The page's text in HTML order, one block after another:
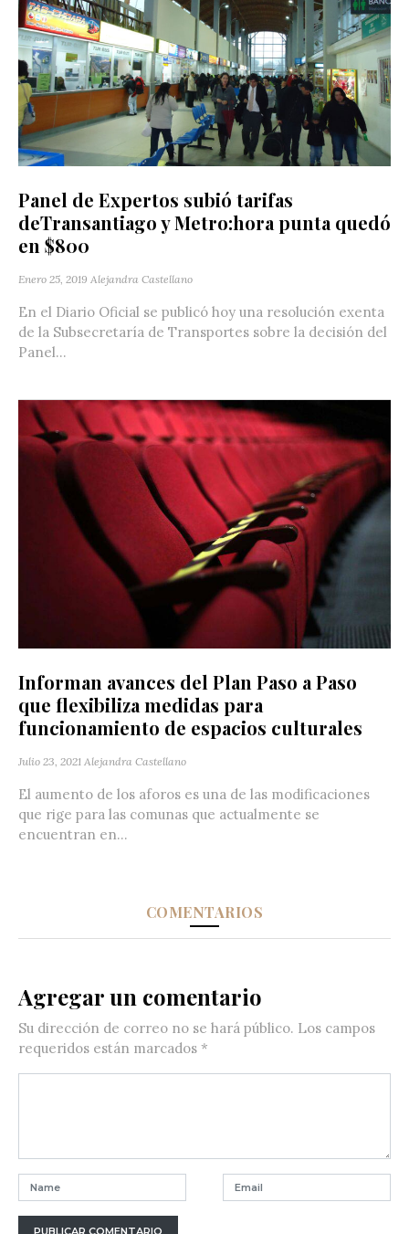
Panel de Expertos subió tarifas
deTransantiago y Metro:hora punta quedó
en $800
Enero 25, 2019 Alejandra Castellano
En el Diario Oficial se publicó hoy una resolución exenta
de la Subsecretaría de Transportes sobre la decisión del
Panel...
Informan avances del Plan Paso a Paso
que flexibiliza medidas para
funcionamiento de espacios culturales
Julio 23, 2021 Alejandra Castellano
El aumento de los aforos es una de las modificaciones
que rige para las comunas que actualmente se
encuentran en...
COMENTARIOS
Agregar un comentario
Su dirección de correo no se hará público. Los campos
requeridos están marcados *